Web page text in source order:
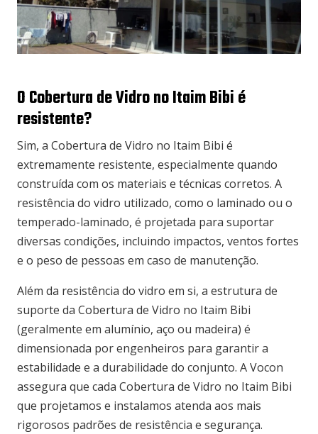
O Cobertura de Vidro no Itaim Bibi é
resistente?
Sim, a Cobertura de Vidro no Itaim Bibi é
extremamente resistente, especialmente quando
construída com os materiais e técnicas corretos. A
resistência do vidro utilizado, como o laminado ou o
temperado-laminado, é projetada para suportar
diversas condições, incluindo impactos, ventos fortes
e o peso de pessoas em caso de manutenção.
Além da resistência do vidro em si, a estrutura de
suporte da Cobertura de Vidro no Itaim Bibi
(geralmente em alumínio, aço ou madeira) é
dimensionada por engenheiros para garantir a
estabilidade e a durabilidade do conjunto. A Vocon
assegura que cada Cobertura de Vidro no Itaim Bibi
que projetamos e instalamos atenda aos mais
rigorosos padrões de resistência e segurança.